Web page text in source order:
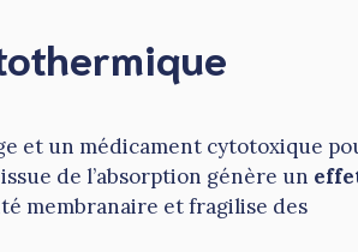
et un médicament cytotoxique
de l’absorption génère un
membranaire et fragilise des